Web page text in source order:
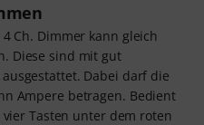
4 Ch. Dimmer kann gleich
Diese sind mit gut
Dabei darf die
Ampere betragen. Bedient
Tasten unter dem roten